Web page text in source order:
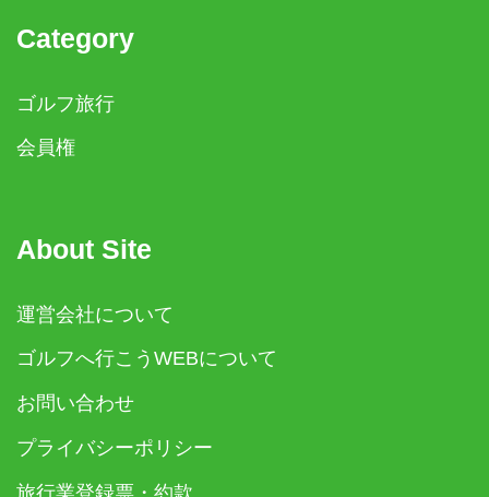
Category
ゴルフ旅行
会員権
About Site
運営会社について
ゴルフへ行こうWEBについて
お問い合わせ
プライバシーポリシー
旅行業登録票・約款